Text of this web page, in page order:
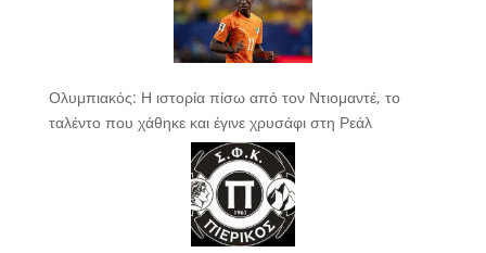
Ολυμπιακός: Η ιστορία πίσω από τον Ντιομαντέ, το
ταλέντο που χάθηκε και έγινε χρυσάφι στη Ρεάλ